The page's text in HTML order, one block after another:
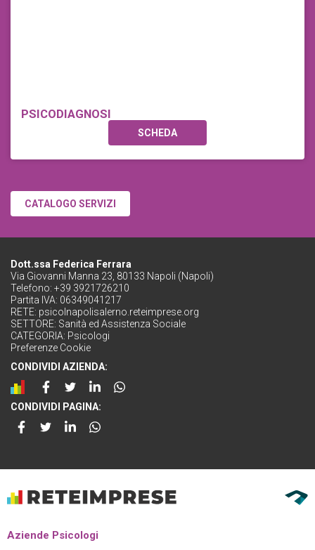
PSICODIAGNOSI
SCHEDA
CATALOGO SERVIZI
Dott.ssa Federica Ferrara
Via Giovanni Manna 23, 80133 Napoli (Napoli)
Telefono: +39 3921726210
Partita IVA: 06349041217
RETE: psicolnapolisalerno.reteimprese.org
SETTORE: Sanità ed Assistenza Sociale
CATEGORIA: Psicologi
Preferenze Cookie
CONDIVIDI AZIENDA:
CONDIVIDI PAGINA:
Aziende Psicologi